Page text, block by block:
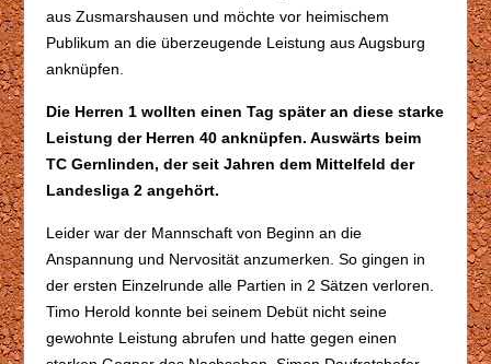
aus Zusmarshausen und möchte vor heimischem
Publikum an die überzeugende Leistung aus Augsburg
anknüpfen.
Die Herren 1 wollten einen Tag später an diese starke
Leistung der Herren 40 anknüpfen. Auswärts beim
TC Gernlinden, der seit Jahren dem Mittelfeld der
Landesliga 2 angehört.
Leider war der Mannschaft von Beginn an die
Anspannung und Nervosität anzumerken. So gingen in
der ersten Einzelrunde alle Partien in 2 Sätzen verloren.
Timo Herold konnte bei seinem Debüt nicht seine
gewohnte Leistung abrufen und hatte gegen einen